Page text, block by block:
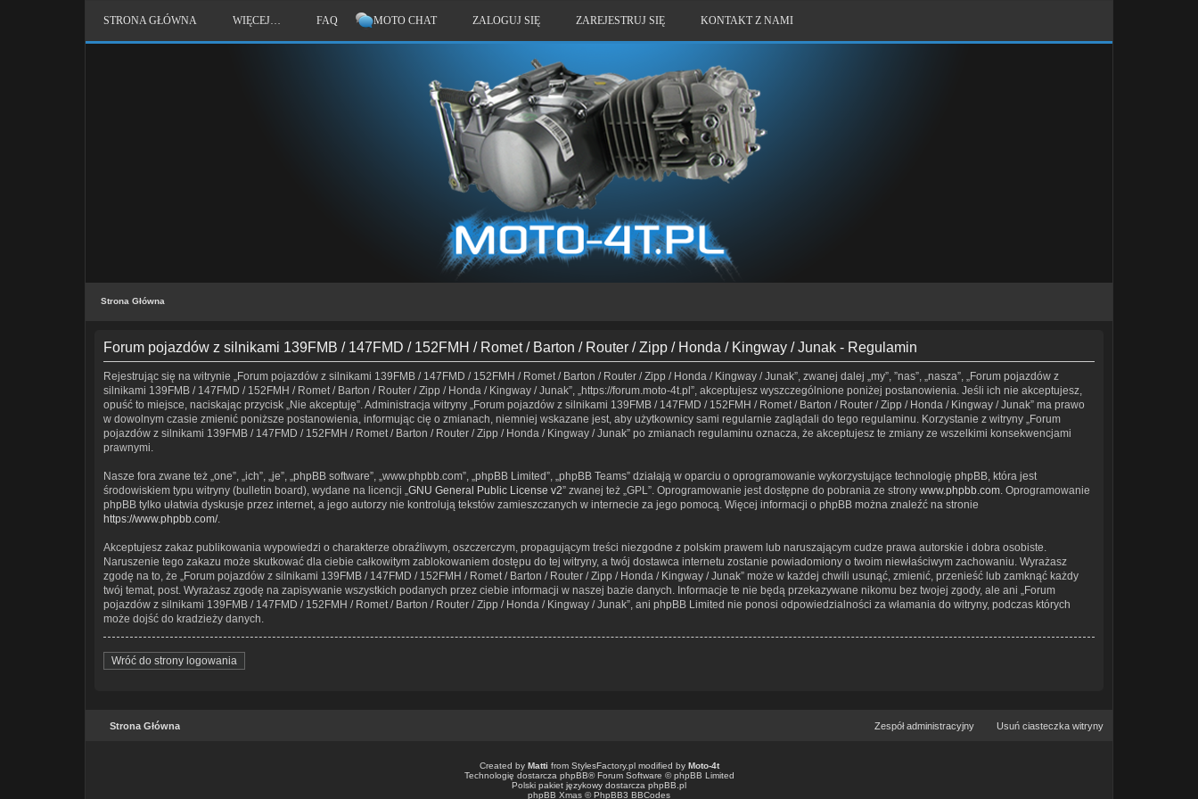
STRONA GŁÓWNA WIĘCEJ… FAQ MOTO CHAT ZALOGUJ SIĘ ZAREJESTRUJ SIĘ KONTAKT Z NAMI
Strona Główna
Forum pojazdów z silnikami 139FMB / 147FMD / 152FMH / Romet / Barton / Router / Zipp / Honda / Kingway / Junak - Regulamin
Rejestrując się na witrynie „Forum pojazdów z silnikami 139FMB / 147FMD / 152FMH / Romet / Barton / Router / Zipp / Honda / Kingway / Junak”, zwanej dalej „my”, ”nas”, „nasza”, „Forum pojazdów z
silnikami 139FMB / 147FMD / 152FMH / Romet / Barton / Router / Zipp / Honda / Kingway / Junak”, „https://forum.moto-4t.pl”, akceptujesz wyszczególnione poniżej postanowienia. Jeśli ich nie akceptujesz,
opuść to miejsce, naciskając przycisk „Nie akceptuję”. Administracja witryny „Forum pojazdów z silnikami 139FMB / 147FMD / 152FMH / Romet / Barton / Router / Zipp / Honda / Kingway / Junak” ma prawo
w dowolnym czasie zmienić poniższe postanowienia, informując cię o zmianach, niemniej wskazane jest, aby użytkownicy sami regularnie zaglądali do tego regulaminu. Korzystanie z witryny „Forum
pojazdów z silnikami 139FMB / 147FMD / 152FMH / Romet / Barton / Router / Zipp / Honda / Kingway / Junak” po zmianach regulaminu oznacza, że akceptujesz te zmiany ze wszelkimi konsekwencjami
prawnymi.
Nasze fora zwane też „one”, „ich”, „je”, „phpBB software”, „www.phpbb.com”, „phpBB Limited”, „phpBB Teams” działają w oparciu o oprogramowanie wykorzystujące technologię phpBB, która jest
środowiskiem typu witryny (bulletin board), wydane na licencji „GNU General Public License v2” zwanej też „GPL”. Oprogramowanie jest dostępne do pobrania ze strony www.phpbb.com. Oprogramowanie
phpBB tylko ułatwia dyskusje przez internet, a jego autorzy nie kontrolują tekstów zamieszczanych w internecie za jego pomocą. Więcej informacji o phpBB można znaleźć na stronie
https://www.phpbb.com/.
Akceptujesz zakaz publikowania wypowiedzi o charakterze obraźliwym, oszczerczym, propagującym treści niezgodne z polskim prawem lub naruszającym cudze prawa autorskie i dobra osobiste.
Naruszenie tego zakazu może skutkować dla ciebie całkowitym zablokowaniem dostępu do tej witryny, a twój dostawca internetu zostanie powiadomiony o twoim niewłaściwym zachowaniu. Wyrażasz
zgodę na to, że „Forum pojazdów z silnikami 139FMB / 147FMD / 152FMH / Romet / Barton / Router / Zipp / Honda / Kingway / Junak” może w każdej chwili usunąć, zmienić, przenieść lub zamknąć każdy
twój temat, post. Wyrażasz zgodę na zapisywanie wszystkich podanych przez ciebie informacji w naszej bazie danych. Informacje te nie będą przekazywane nikomu bez twojej zgody, ale ani „Forum
pojazdów z silnikami 139FMB / 147FMD / 152FMH / Romet / Barton / Router / Zipp / Honda / Kingway / Junak”, ani phpBB Limited nie ponosi odpowiedzialności za włamania do witryny, podczas których
może dojść do kradzieży danych.
Wróć do strony logowania
Strona Główna Usuń ciasteczka witryny
Zespół administracyjny
Created by Matti from StylesFactory.plmodified by Moto-4t
Technologię dostarcza phpBB® Forum Software © phpBB Limited
Polski pakiet językowy dostarcza phpBB.pl
phpBB Xmas ©PhpBB3 BBCodes